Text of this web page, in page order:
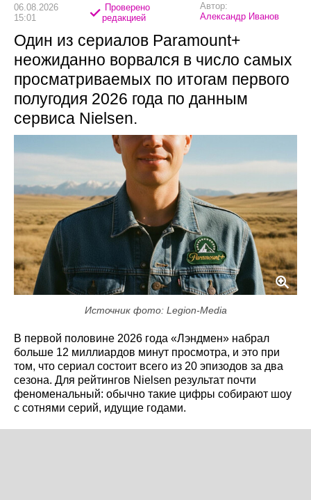
06.08.2026
15:01
Проверено
редакцией
Автор:
Александр Иванов
Один из сериалов Paramount+
неожиданно ворвался в число самых
просматриваемых по итогам первого
полугодия 2026 года по данным
сервиса Nielsen.
Источник фото: Legion-Media
В первой половине 2026 года «Лэндмен» набрал
больше 12 миллиардов минут просмотра, и это при
том, что сериал состоит всего из 20 эпизодов за два
сезона. Для рейтингов Nielsen результат почти
феноменальный: обычно такие цифры собирают шоу
с сотнями серий, идущие годами.